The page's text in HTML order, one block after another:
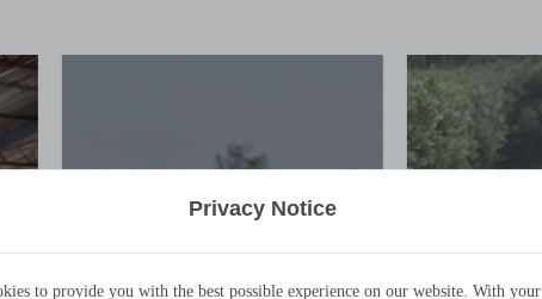
Privacy Notice
to provide you with the best possible experience on our website. With your